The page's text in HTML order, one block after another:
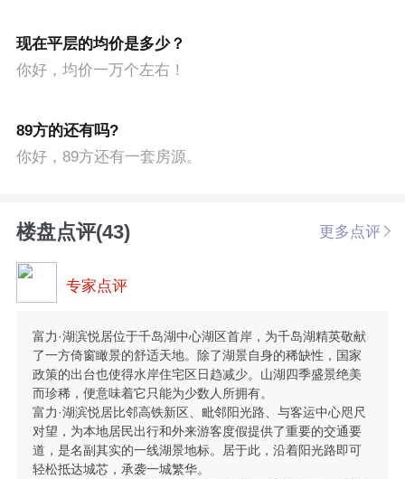
现在平层的均价是多少？
你好，均价一万个左右！
89方的还有吗?
你好，89方还有一套房源。
楼盘点评(43) 更多点评
专家点评
富力·湖滨悦居位于千岛湖中心湖区首岸，为千岛湖精英敬献
了一方倚窗瞰景的舒适天地。除了湖景自身的稀缺性，国家
政策的出台也使得水岸住宅区日趋减少。山湖四季盛景绝美
而珍稀，便意味着它只能为少数人所拥有。
富力·湖滨悦居比邻高铁新区、毗邻阳光路、与客运中心咫尺
对望，为本地居民出行和外来游客度假提供了重要的交通要
道，是名副其实的一线湖景地标。居于此，沿着阳光路即可
轻松抵达城芯，承袭一城繁华。